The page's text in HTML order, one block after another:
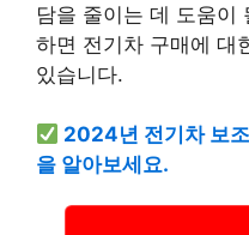
담을 줄이는 데 도움이
하면 전기차 구매에 대
있습니다.
2024년 전기차 보
을 알아보세요.